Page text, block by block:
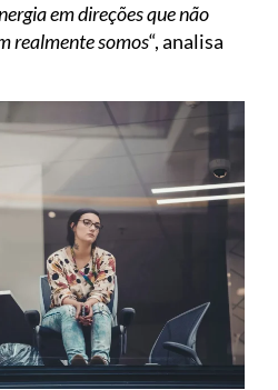
em direções que não
realmente somos“, analisa